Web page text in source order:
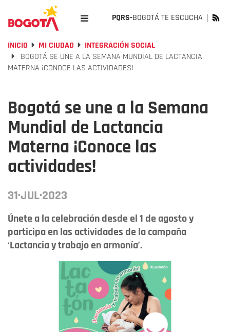
PQRS-BOGOTÁ TE ESCUCHA
INICIO MI CIUDAD
INTEGRACIÓN SOCIAL
BOGOTÁ SE UNE A LA SEMANA MUNDIAL DE LACTANCIA
MATERNA ¡CONOCE LAS ACTIVIDADES!
Bogotá se une a la Semana
Mundial de Lactancia
Materna ¡Conoce las
actividades!
31·JUL·2023
Únete a la celebración desde el 1 de agosto y
participa en las actividades de la campaña
‘Lactancia y trabajo en armonía’.